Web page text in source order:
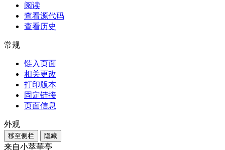
阅读
查看源代码
查看历史
常规
链入页面
相关更改
打印版本
固定链接
页面信息
外观
移至侧栏 隐藏
来自小萃華亭